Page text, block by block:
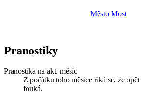
Město Most
Pranostiky
Pranostika na akt. měsíc
Z počátku toho měsíce říká se, že
fouká.